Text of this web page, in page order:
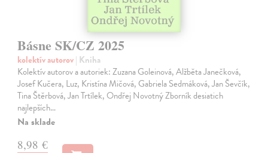
Básne SK/CZ 2025
kolektív autorov| Kniha
Kolektív autorov a autoriek: Zuzana Goleinová, Alžběta Janečková,
Josef Kučera, Luz, Kristína Mičová, Gabriela Sedmáková, Jan Ševčík,
Tina Štěrbová, Jan Trtílek, Ondřej Novotný Zborník desiatich
najlepších…
Na sklade
8,98 €